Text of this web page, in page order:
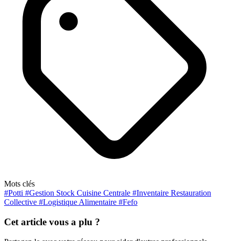
Mots clés
#Potti #Gestion Stock Cuisine Centrale #Inventaire Restauration
Collective #Logistique Alimentaire #Fefo
Cet article vous a plu ?